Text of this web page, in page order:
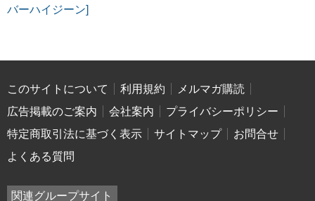
バーハイジーン]
このサイトについて 利用規約
メルマガ購読
広告掲載のご案内
会社案内
プライバシーポリシー
特定商取引法に基づく表示
サイトマップ
お問合せ
よくある質問
関連グループサイト